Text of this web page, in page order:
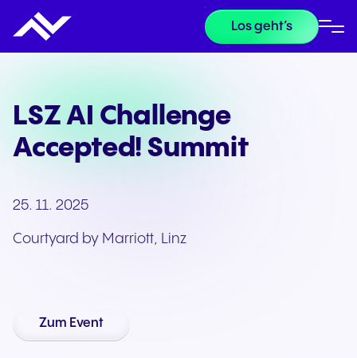
Los geht’s
LSZ AI Challenge
Accepted! Summit
25. 11. 2025
Courtyard by Marriott, Linz
Zum Event